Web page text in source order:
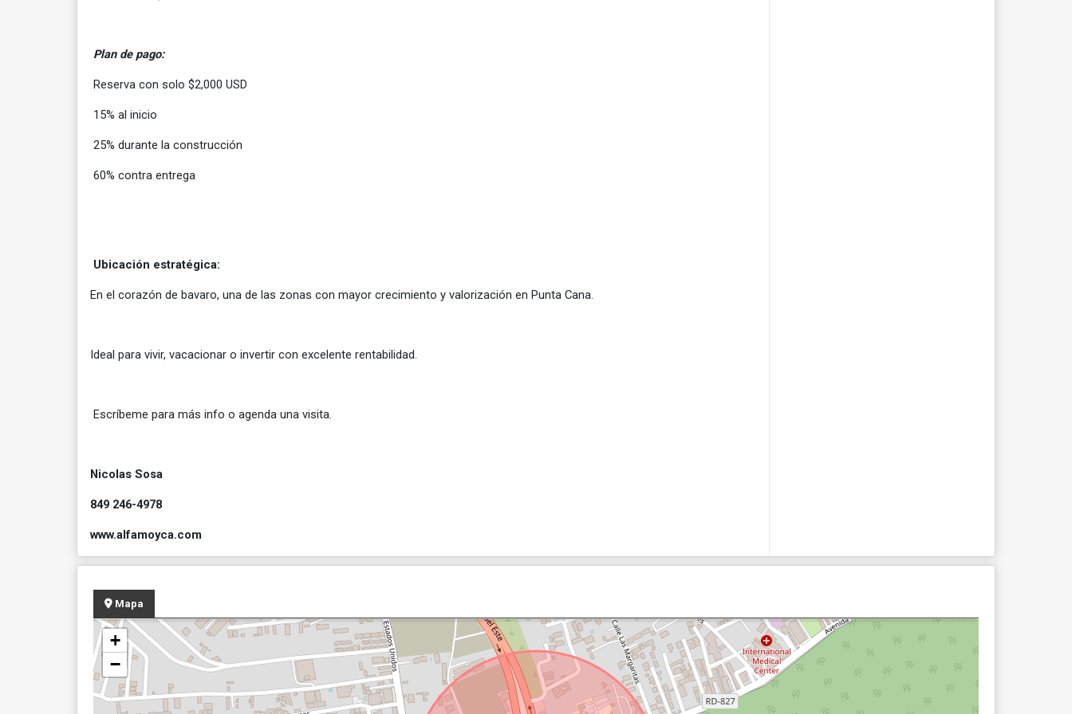
Plan de pago:
Reserva con solo $2,000 USD
15% al inicio
25% durante la construcción
60% contra entrega
Ubicación estratégica:
En el corazón de bavaro, una de las zonas con mayor crecimiento y valorización en Punta Cana.
Ideal para vivir, vacacionar o invertir con excelente rentabilidad.
Escríbeme para más info o agenda una visita.
Nicolas Sosa
849 246-4978
www.alfamoyca.com
Mapa
+
−